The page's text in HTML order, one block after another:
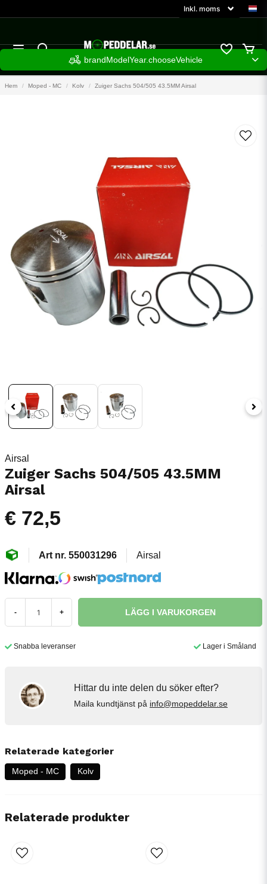
brandModelYear.chooseVehicle
Hem Moped - MC Kolv Zuiger Sachs 504/505 43.5MM Airsal
Airsal
Zuiger Sachs 504/505 43.5MM
Airsal
€ 72,5
550031296 Airsal
- + LÄGG I VARUKORGEN
Snabba leveranser Lager i Småland
Hittar du inte delen du söker efter?
Maila kundtjänst på info@mopeddelar.se
Relaterade kategorier
Moped - MC Kolv
Relaterade produkter